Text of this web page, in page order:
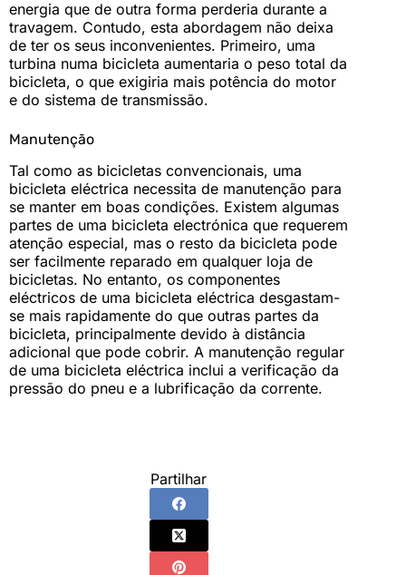
energia que de outra forma perderia durante a
travagem. Contudo, esta abordagem não deixa
de ter os seus inconvenientes. Primeiro, uma
turbina numa bicicleta aumentaria o peso total da
bicicleta, o que exigiria mais potência do motor
e do sistema de transmissão.
Manutenção
Tal como as bicicletas convencionais, uma
bicicleta eléctrica necessita de manutenção para
se manter em boas condições. Existem algumas
partes de uma bicicleta electrónica que requerem
atenção especial, mas o resto da bicicleta pode
ser facilmente reparado em qualquer loja de
bicicletas. No entanto, os componentes
eléctricos de uma bicicleta eléctrica desgastam-
se mais rapidamente do que outras partes da
bicicleta, principalmente devido à distância
adicional que pode cobrir. A manutenção regular
de uma bicicleta eléctrica inclui a verificação da
pressão do pneu e a lubrificação da corrente.
Partilhar